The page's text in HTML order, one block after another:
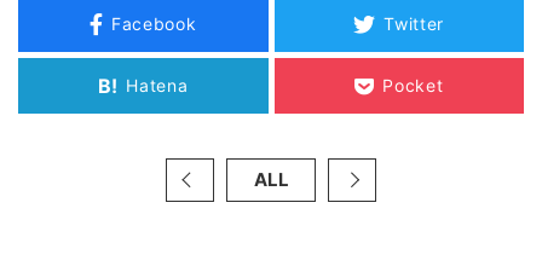
Facebook Twitter
B! Hatena Pocket
ALL